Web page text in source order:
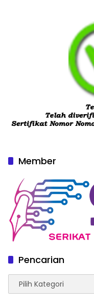
Member
Pencarian
Pencarian